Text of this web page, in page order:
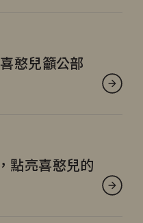
憨兒籲公部
點亮喜憨兒的